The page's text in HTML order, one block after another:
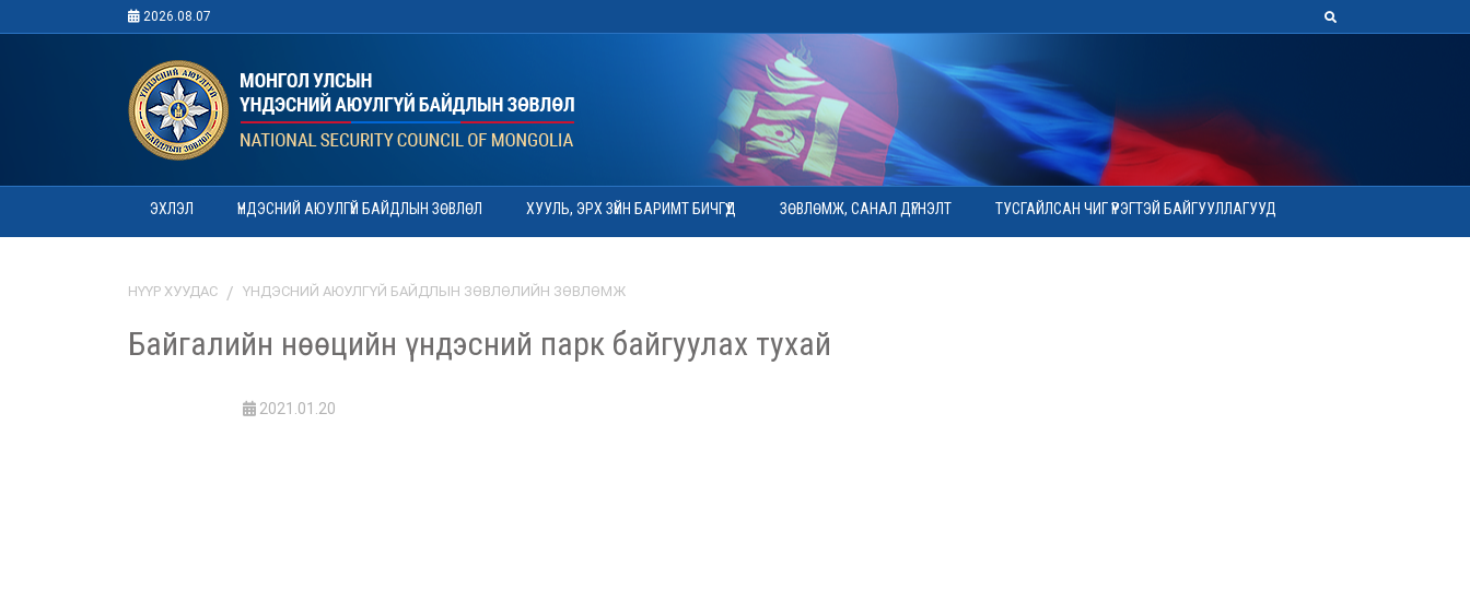
2026.08.07
ЭХЛЭЛ ҮНДЭСНИЙ АЮУЛГҮЙ БАЙДЛЫН ЗӨВЛӨЛ ХУУЛЬ, ЭРХ ЗҮЙН БАРИМТ БИЧГҮҮД ЗӨВЛӨМЖ, САНАЛ ДҮГНЭЛТ ТУСГАЙЛСАН ЧИГ ҮҮРЭГТЭЙ БАЙГУУЛЛАГУУД
НҮҮР ХУУДАС ҮНДЭСНИЙ АЮУЛГҮЙ БАЙДЛЫН ЗӨВЛӨЛИЙН ЗӨВЛӨМЖ
Байгалийн нөөцийн үндэсний парк байгуулах тухай
2021.01.20